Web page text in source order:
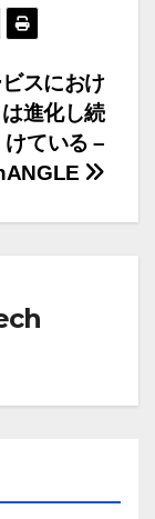
スにおけ
進化し続
けている –